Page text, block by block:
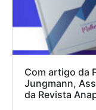
Com artigo da
Jungmann,
da Revista